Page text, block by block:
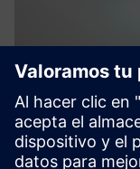
FFTigv
The FFTigv MOVY
bidirectional